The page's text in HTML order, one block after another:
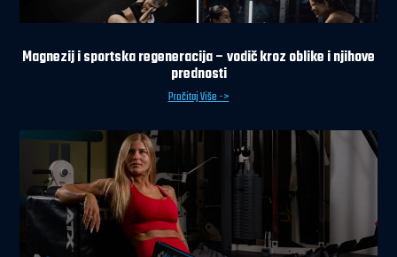
Magnezij i sportska regeneracija – vodič kroz oblike i njihove
prednosti
Pročitaj Više ->